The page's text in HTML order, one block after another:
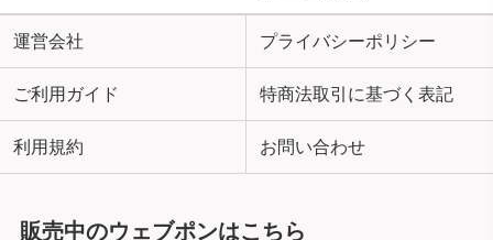
運営会社 プライバシーポリシー
ご利用ガイド 特商法取引に基づく表記
利用規約 お問い合わせ
販売中のウェブポンはこちら